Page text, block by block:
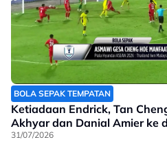
BOLA SEPAK TEMPATAN
Ketiadaan Endrick, Tan
Akhyar dan Danial Amier ke
31/07/2026